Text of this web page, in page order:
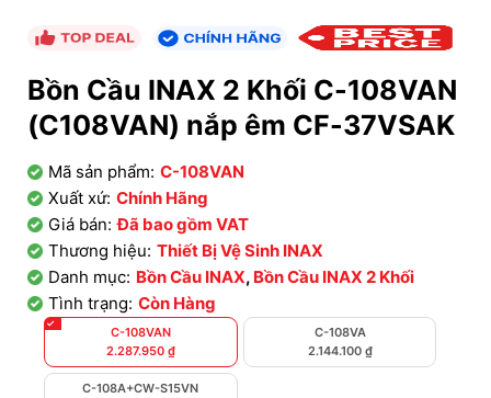
Bồn Cầu INAX 2 Khối C-108VAN
(C108VAN) nắp êm CF-37VSAK
Mã sản phẩm: C-108VAN
Xuất xứ: Chính Hãng
Giá bán: Đã bao gồm VAT
Thương hiệu: Thiết Bị Vệ Sinh INAX
Danh mục: Bồn Cầu INAX, Bồn Cầu INAX 2 Khối
Tình trạng: Còn Hàng
C-108VAN
2.287.950 ₫
C-108VA
2.144.100 ₫
C-108A+CW-S15VN